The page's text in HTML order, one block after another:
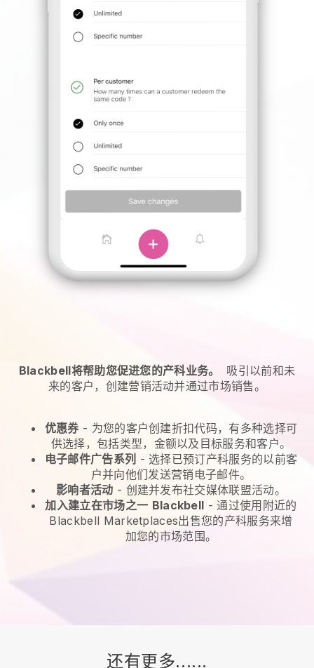
Blackbell将帮助您促进您的产科业务。
吸引以前和未
来的客户，创建营销活动并通过市场销售。
优惠券- 为您的客户创建折扣代码，有多种选择可
供选择，包括类型，金额以及目标服务和客户。
电子邮件广告系列 - 选择已预订产科服务的以前客
户并向他们发送营销电子邮件。
影响者活动 - 创建并发布社交媒体联盟活动。
加入建立在市场之一 Blackbell -通过使用附近的
Blackbell Marketplaces出售您的产科服务来增
加您的市场范围。
还有更多......